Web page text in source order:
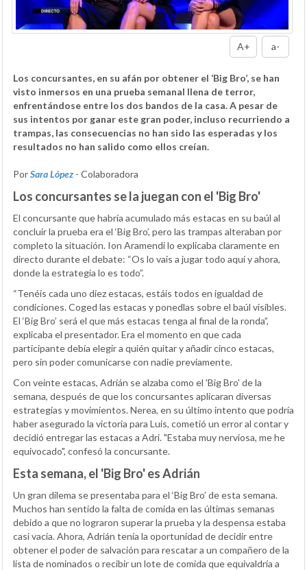
A+ a-
Los concursantes, en su afán por obtener el ‘Big Bro’, se han
visto inmersos en una prueba semanal llena de terror,
enfrentándose entre los dos bandos de la casa. A pesar de
sus intentos por ganar este gran poder, incluso recurriendo a
trampas, las consecuencias no han sido las esperadas y los
resultados no han salido como ellos creían.
PorSara López - Colaboradora
Los concursantes se la juegan con el 'Big Bro'
El concursante que habría acumulado más estacas en su baúl al
concluir la prueba era el ‘Big Bro’, pero las trampas alteraban por
completo la situación. Ion Aramendi lo explicaba claramente en
directo durante el debate: “Os lo vais a jugar todo aquí y ahora,
donde la estrategia lo es todo”.
“Tenéis cada uno diez estacas, estáis todos en igualdad de
condiciones. Coged las estacas y ponedlas sobre el baúl visibles.
El ‘Big Bro’ será el que más estacas tenga al final de la ronda”,
explicaba el presentador. Era el momento en que cada
participante debía elegir a quién quitar y añadir cinco estacas,
pero sin poder comunicarse con nadie previamente.
Con veinte estacas, Adrián se alzaba como el 'Big Bro' de la
semana, después de que los concursantes aplicaran diversas
estrategias y movimientos. Nerea, en su último intento que podría
haber asegurado la victoria para Luis, cometió un error al contar y
decidió entregar las estacas a Adri. "Estaba muy nerviosa, me he
equivocado", confesó la concursante.
Esta semana, el 'Big Bro' es Adrián
Un gran dilema se presentaba para el ‘Big Bro’ de esta semana.
Muchos han sentido la falta de comida en las últimas semanas
debido a que no lograron superar la prueba y la despensa estaba
casi vacía. Ahora, Adrián tenía la oportunidad de decidir entre
obtener el poder de salvación para rescatar a un compañero de la
lista de nominados o recibir un lote de comida que equivaldría a